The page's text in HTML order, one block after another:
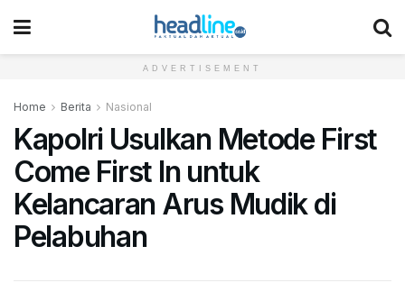
ADVERTISEMENT
Home Berita Nasional
Kapolri Usulkan Metode First
Come First In untuk
Kelancaran Arus Mudik di
Pelabuhan